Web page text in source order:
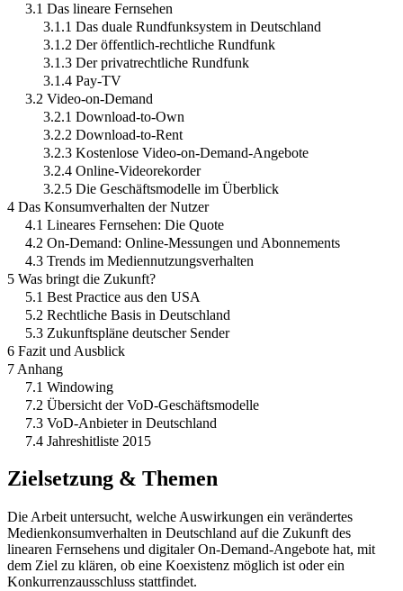
3.1 Das lineare Fernsehen
3.1.1 Das duale Rundfunksystem in Deutschland
3.1.2 Der öffentlich-rechtliche Rundfunk
3.1.3 Der privatrechtliche Rundfunk
3.1.4 Pay-TV
3.2 Video-on-Demand
3.2.1 Download-to-Own
3.2.2 Download-to-Rent
3.2.3 Kostenlose Video-on-Demand-Angebote
3.2.4 Online-Videorekorder
3.2.5 Die Geschäftsmodelle im Überblick
4 Das Konsumverhalten der Nutzer
4.1 Lineares Fernsehen: Die Quote
4.2 On-Demand: Online-Messungen und Abonnements
4.3 Trends im Mediennutzungsverhalten
5 Was bringt die Zukunft?
5.1 Best Practice aus den USA
5.2 Rechtliche Basis in Deutschland
5.3 Zukunftspläne deutscher Sender
6 Fazit und Ausblick
7 Anhang
7.1 Windowing
7.2 Übersicht der VoD-Geschäftsmodelle
7.3 VoD-Anbieter in Deutschland
7.4 Jahreshitliste 2015
Zielsetzung & Themen
Die Arbeit untersucht, welche Auswirkungen ein verändertes
Medienkonsumverhalten in Deutschland auf die Zukunft des
linearen Fernsehens und digitaler On-Demand-Angebote hat, mit
dem Ziel zu klären, ob eine Koexistenz möglich ist oder ein
Konkurrenzausschluss stattfindet.